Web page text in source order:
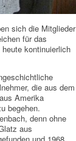
sich die Mitglieder
für das
kontinuierlich
die aus dem
Amerika
begehen.
denn ohne
aus
und 1968